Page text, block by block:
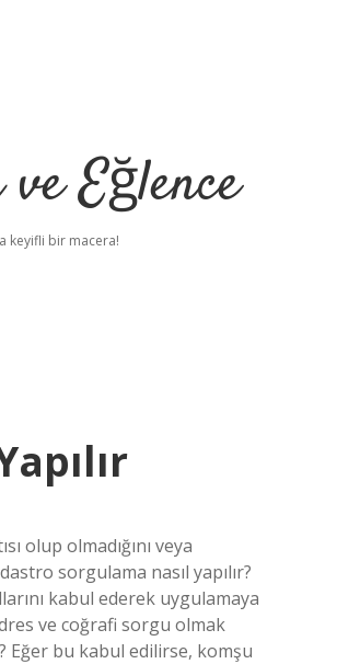
Eğlence
keyifli bir macera!
olup olmadığını veya
sorgulama nasıl yapılır?
kabul ederek uygulamaya
ve coğrafi sorgu olmak
Eğer bu kabul edilirse, komşu